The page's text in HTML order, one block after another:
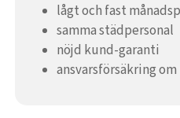
lågt och fast
samma städpersonal
nöjd kund-garanti
ansvarsförsäkring